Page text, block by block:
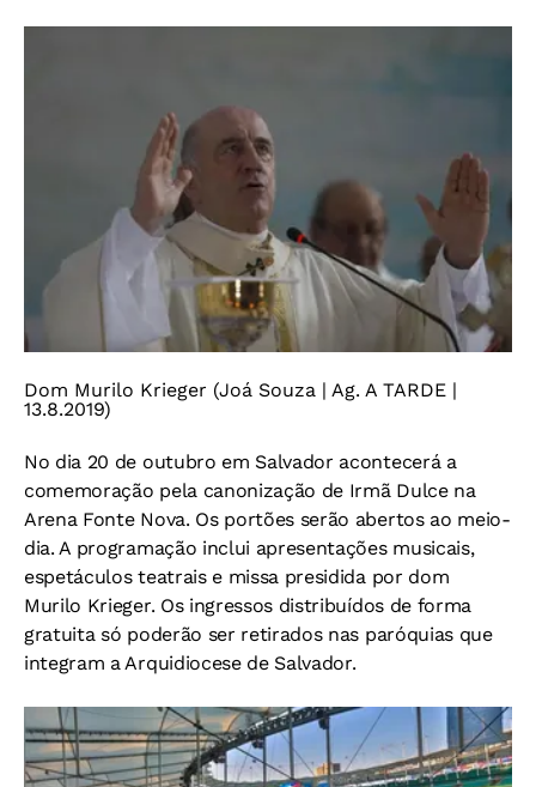
Dom Murilo Krieger (Joá Souza | Ag. A TARDE |
13.8.2019)
No dia 20 de outubro em Salvador acontecerá a
comemoração pela canonização de Irmã Dulce na
Arena Fonte Nova. Os portões serão abertos ao meio-
dia. A programação inclui apresentações musicais,
espetáculos teatrais e missa presidida por dom
Murilo Krieger. Os ingressos distribuídos de forma
gratuita só poderão ser retirados nas paróquias que
integram a Arquidiocese de Salvador.